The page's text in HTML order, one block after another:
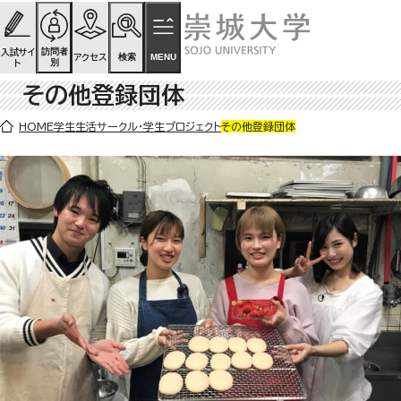
ページの先頭です
ページ内を移動するためのリンク
本文(c)へ
入試サイ
ト
訪問者
別
アクセス 検索 MENU
ここから本文です。
その他登録団体
HOME学生生活サークル・学生プロジェクトその他登録団体